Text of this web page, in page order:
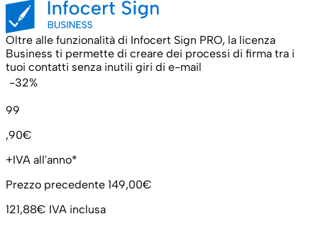
Oltre alle funzionalità di Infocert Sign PRO, la licenza
Business ti permette di creare dei processi di firma tra i
tuoi contatti senza inutili giri di e-mail
-32%
99
,90€
+IVA all'anno*
Prezzo precedente 149,00€
121,88€ IVA inclusa